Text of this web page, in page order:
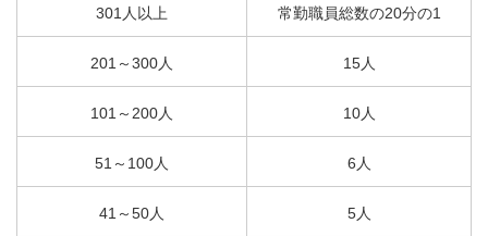
301人以上 常勤職員総数の20分の1
201～300人 15人
101～200人 10人
51～100人 6人
41～50人 5人